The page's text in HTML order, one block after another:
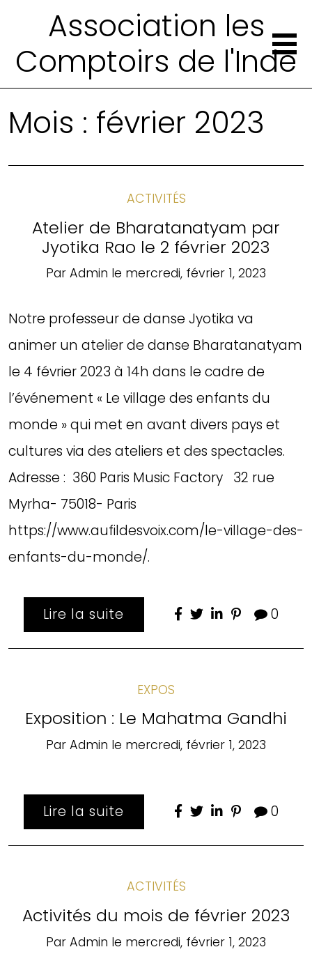
Association les
Comptoirs de l'Inde
Mois : février 2023
ACTIVITÉS
Atelier de Bharatanatyam par
Jyotika Rao le 2 février 2023
Par Admin le mercredi, février 1, 2023
Notre professeur de danse Jyotika va
animer un atelier de danse Bharatanatyam
le 4 février 2023 à 14h dans le cadre de
l’événement « Le village des enfants du
monde » qui met en avant divers pays et
cultures via des ateliers et des spectacles.
Adresse : 360 Paris Music Factory 32 rue
Myrha- 75018- Paris
https://www.aufildesvoix.com/le-village-des-
enfants-du-monde/.
Lire la suite 0
EXPOS
Exposition : Le Mahatma Gandhi
Par Admin le mercredi, février 1, 2023
Lire la suite 0
ACTIVITÉS
Activités du mois de février 2023
Par Admin le mercredi, février 1, 2023